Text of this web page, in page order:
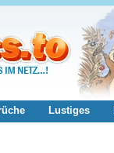
Lustiges